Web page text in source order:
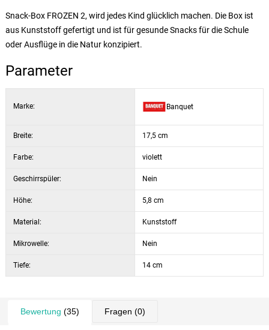
Snack-Box FROZEN 2, wird jedes Kind glücklich machen. Die Box ist
aus Kunststoff gefertigt und ist für gesunde Snacks für die Schule
oder Ausflüge in die Natur konzipiert.
Parameter
Marke: Banquet
Breite: 17,5 cm
Farbe: violett
Geschirrspüler: Nein
Höhe: 5,8 cm
Material: Kunststoff
Mikrowelle: Nein
Tiefe: 14 cm
Bewertung (35) Fragen (0)